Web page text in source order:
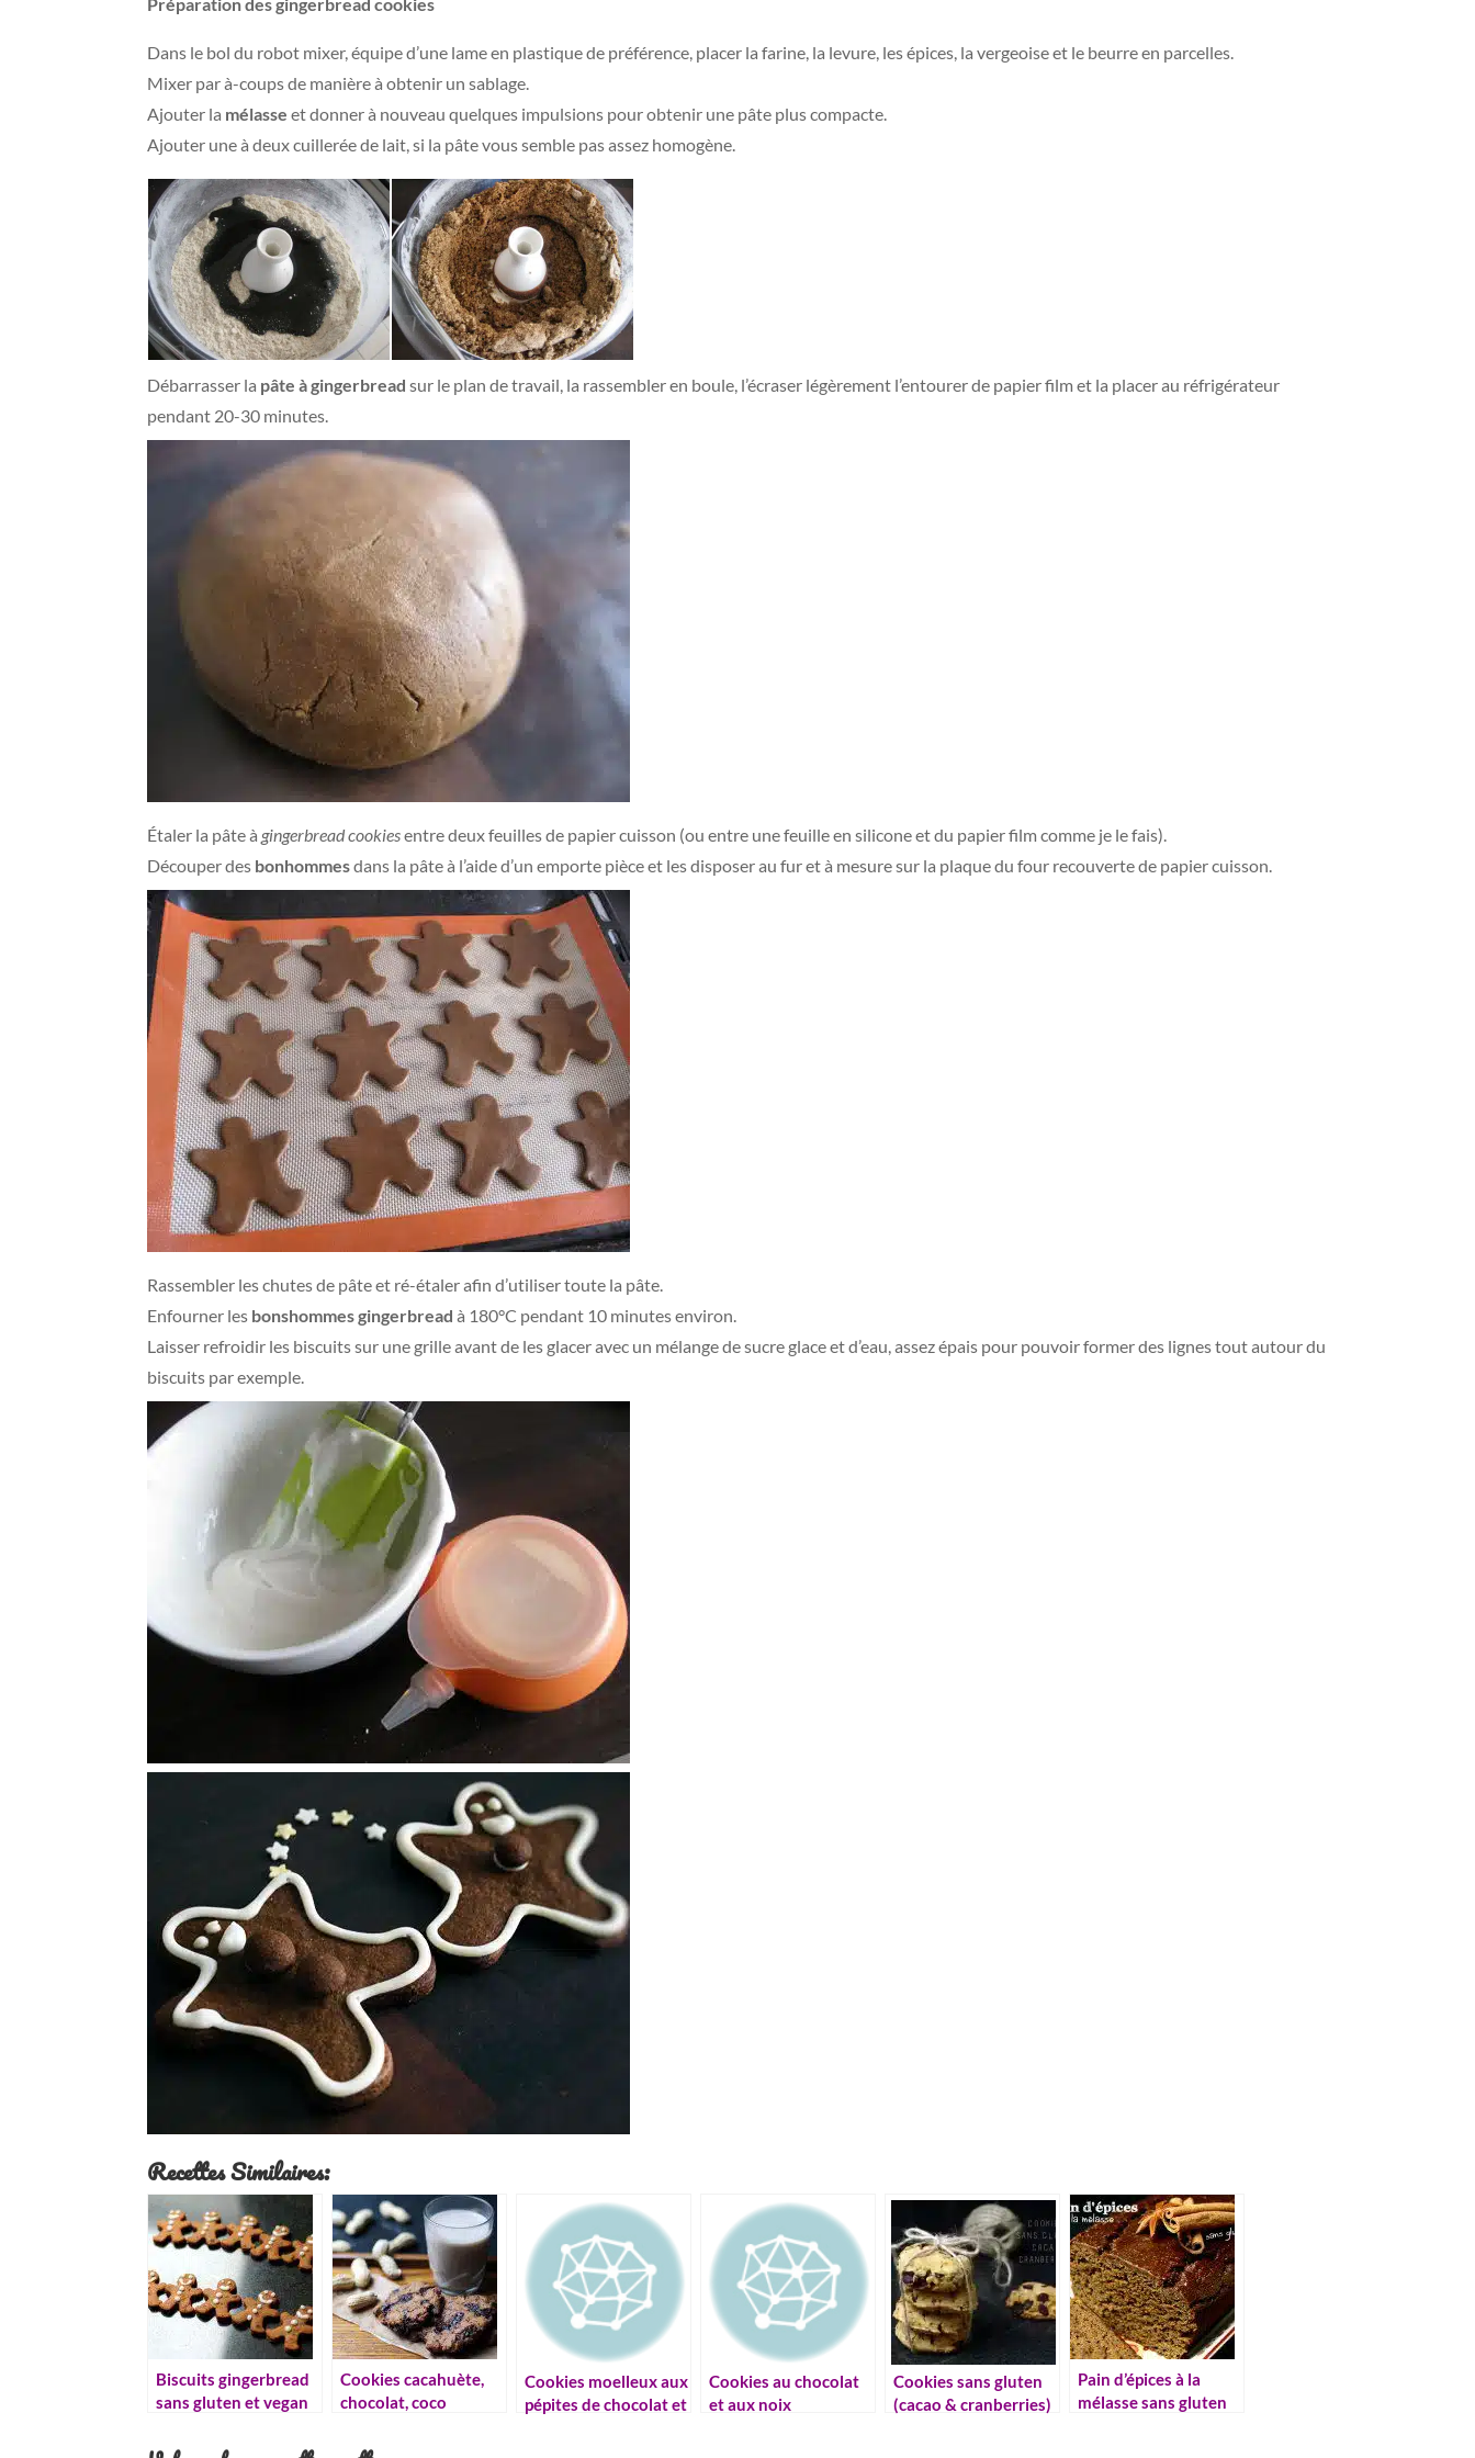
Dans le bol du robot mixer, équipe d’une lame en plastique de préférence, placer la farine, la levure, les épices, la vergeoise et le beurre en parcelles.
Mixer par à-coups de manière à obtenir un sablage.
Ajouter la mélasse et donner à nouveau quelques impulsions pour obtenir une pâte plus compacte.
Ajouter une à deux cuillerée de lait, si la pâte vous semble pas assez homogène.
Débarrasser la pâte à gingerbread sur le plan de travail, la rassembler en boule, l’écraser légèrement l’entourer de papier film et la placer au réfrigérateur
pendant 20-30 minutes.
Étaler la pâte à gingerbread cookiesentre deux feuilles de papier cuisson (ou entre une feuille en silicone et du papier film comme je le fais).
Découper des bonhommesdans la pâte à l’aide d’un emporte pièce et les disposer au fur et à mesure sur la plaque du four recouverte de papier cuisson.
Rassembler les chutes de pâte et ré-étaler afin d’utiliser toute la pâte.
Enfourner les bonshommes gingerbread à 180°C pendant 10 minutes environ.
Laisser refroidir les biscuits sur une grille avant de les glacer avec un mélange de sucre glace et d’eau, assez épais pour pouvoir former des lignes tout autour du
biscuits par exemple.
Recettes Similaires:
Biscuits gingerbread
sans gluten et vegan
Cookies cacahuète,
chocolat, coco
Cookies moelleux aux
pépites de chocolat et
Cookies au chocolat
et aux noix
Cookies sans gluten
(cacao & cranberries)
Pain d’épices à la
mélasse sans gluten